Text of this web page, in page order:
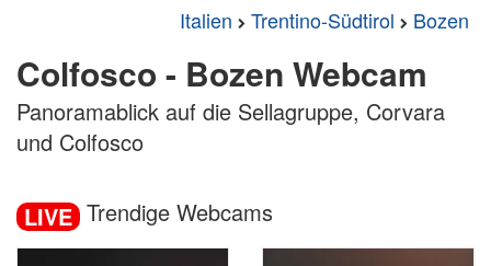
Italien Trentino-Südtirol Bozen
Colfosco - Bozen Webcam
Panoramablick auf die Sellagruppe, Corvara
und Colfosco
LIVE Trendige Webcams